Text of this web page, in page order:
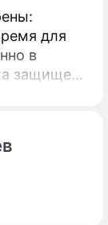
для
в
защищена